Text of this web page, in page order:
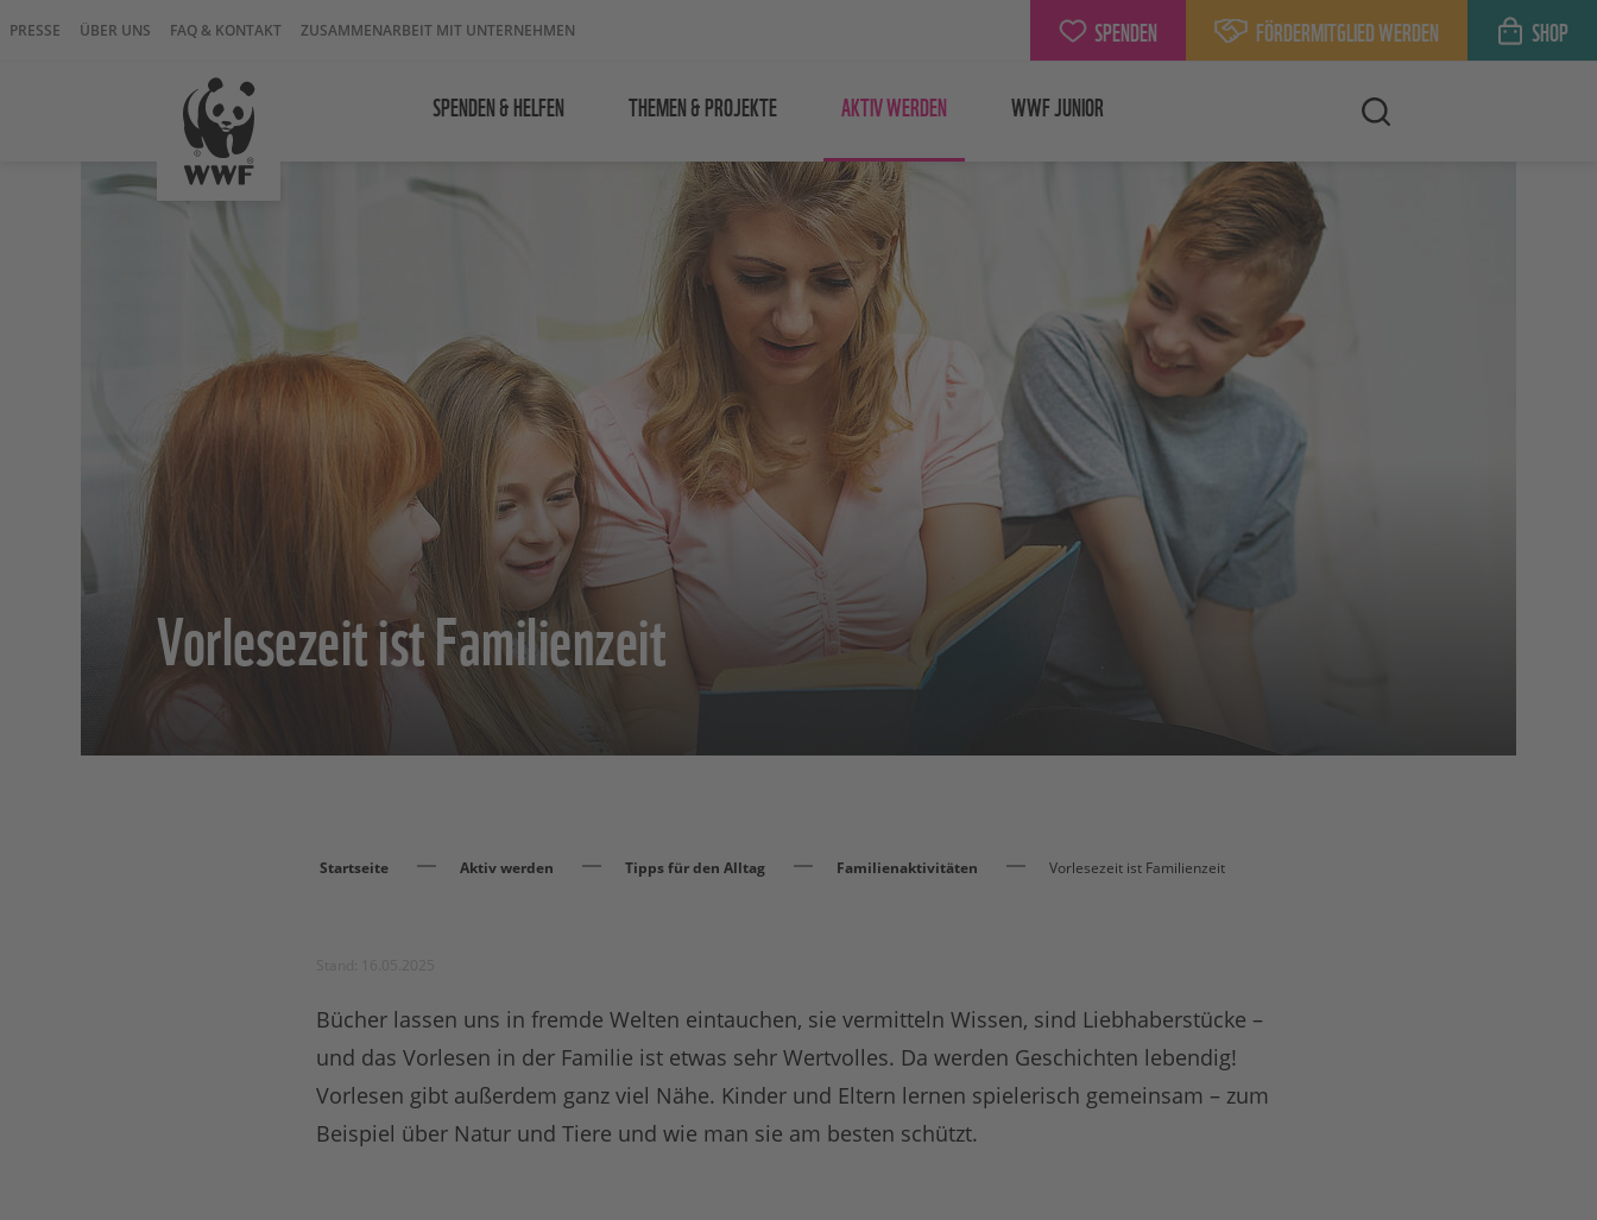
PRESSE ÜBER UNS FAQ & KONTAKT ZUSAMMENARBEIT MIT UNTERNEHMEN SPENDEN FÖRDERMITGLIED WERDEN SHOP
SPENDEN & HELFEN THEMEN & PROJEKTE AKTIV WERDEN WWF JUNIOR
Vorlesezeit ist Familienzeit
Startseite Aktiv werden Tipps für den Alltag Familienaktivitäten Vorlesezeit ist Familienzeit
Bücher lassen uns in fremde Welten eintauchen, sie vermitteln Wissen, sind Liebhaberstücke –
und das Vorlesen in der Familie ist etwas sehr Wertvolles. Da werden Geschichten lebendig!
Vorlesen gibt außerdem ganz viel Nähe. Kinder und Eltern lernen spielerisch gemeinsam – zum
Beispiel über Natur und Tiere und wie man sie am besten schützt.